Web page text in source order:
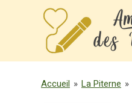
Accueil » La Piterne »